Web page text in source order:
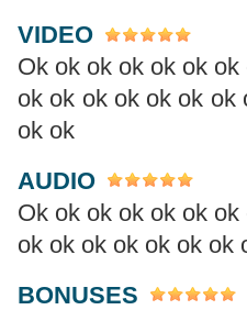
VIDEO
Ok ok ok ok ok ok
ok ok ok ok ok ok ok
ok ok
AUDIO
Ok ok ok ok ok ok
ok ok ok ok ok ok ok
BONUSES